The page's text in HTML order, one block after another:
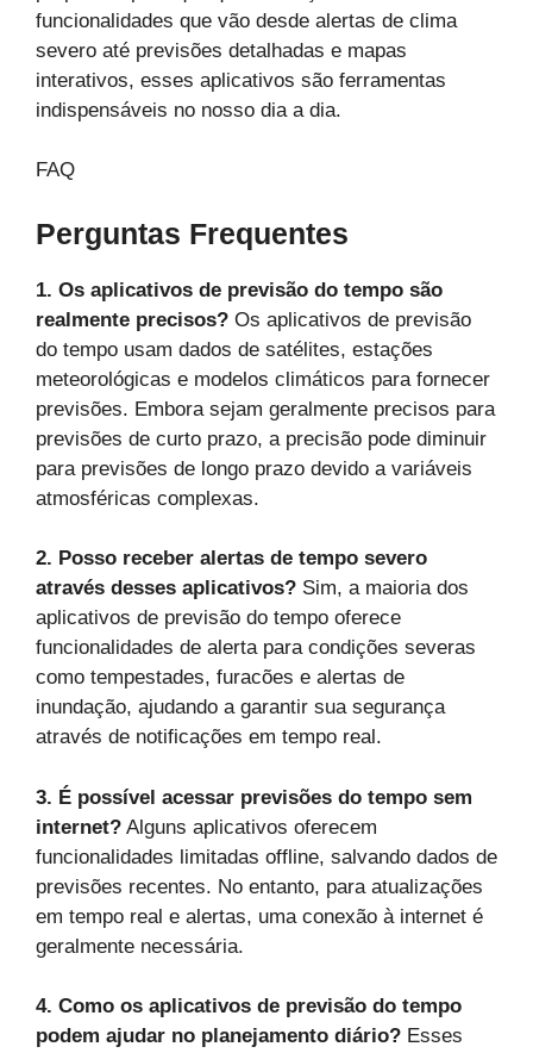
funcionalidades que vão desde alertas de clima
severo até previsões detalhadas e mapas
interativos, esses aplicativos são ferramentas
indispensáveis no nosso dia a dia.
FAQ
Perguntas Frequentes
1. Os aplicativos de previsão do tempo são
realmente precisos? Os aplicativos de previsão
do tempo usam dados de satélites, estações
meteorológicas e modelos climáticos para fornecer
previsões. Embora sejam geralmente precisos para
previsões de curto prazo, a precisão pode diminuir
para previsões de longo prazo devido a variáveis
atmosféricas complexas.
2. Posso receber alertas de tempo severo
através desses aplicativos? Sim, a maioria dos
aplicativos de previsão do tempo oferece
funcionalidades de alerta para condições severas
como tempestades, furacões e alertas de
inundação, ajudando a garantir sua segurança
através de notificações em tempo real.
3. É possível acessar previsões do tempo sem
internet? Alguns aplicativos oferecem
funcionalidades limitadas offline, salvando dados de
previsões recentes. No entanto, para atualizações
em tempo real e alertas, uma conexão à internet é
geralmente necessária.
4. Como os aplicativos de previsão do tempo
podem ajudar no planejamento diário? Esses